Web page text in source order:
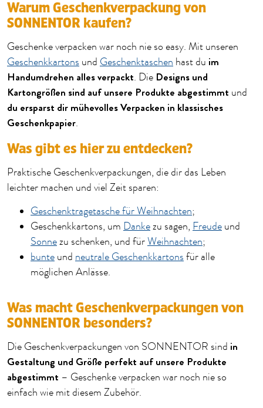
Warum Geschenkverpackung von
SONNENTOR kaufen?
Geschenke verpacken war noch nie so easy. Mit unseren
Geschenkkartons und Geschenktaschen hast du im
Handumdrehen alles verpackt. Die Designs und
Kartongrößen sind auf unsere Produkte abgestimmt und
du ersparst dir mühevolles Verpacken in klassisches
Geschenkpapier.
Was gibt es hier zu entdecken?
Praktische Geschenkverpackungen, die dir das Leben
leichter machen und viel Zeit sparen:
Geschenktragetasche für Weihnachten;
Geschenkkartons, um Dankezu sagen, Freude und
Sonnezu schenken, und fürWeihnachten;
bunte und neutrale Geschenkkartonsfür alle
möglichen Anlässe.
Was macht Geschenkverpackungen von
SONNENTOR besonders?
Die Geschenkverpackungen von SONNENTOR sind in
Gestaltung und Größe perfekt auf unsere Produkte
abgestimmt – Geschenke verpacken war noch nie so
einfach wie mit diesem Zubehör.